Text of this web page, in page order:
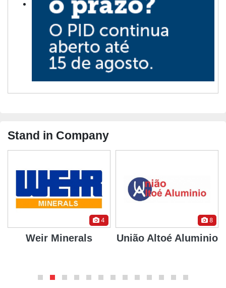
Stand in Company
4
Weir Minerals
8
União Altoé Aluminio